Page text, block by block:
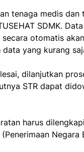
tenaga medis dan
SDMK.
secara otomatis
yang kurang
dilanjutkan
STR dapat
harus
Negara